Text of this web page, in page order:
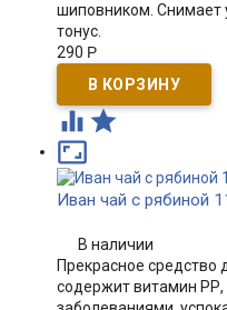
шиповником. Снимает
тонус.
290 Р
 

Иван чай с рябиной
В наличии
Прекрасное
содержит витамин РР,